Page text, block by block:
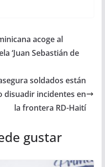
acoge al
‘Juan Sebastián de
soldados están
disuadir incidentes en
la frontera RD-Haití
gustar